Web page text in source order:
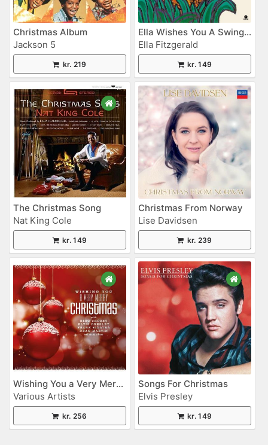
Christmas Album
Jackson 5
kr. 219
Ella Wishes You A Swinging Christmas
Ella Fitzgerald
kr. 149
The Christmas Song
Nat King Cole
kr. 149
Christmas From Norway
Lise Davidsen
kr. 239
Wishing You a Very Merry Christmas
Various Artists
kr. 256
Songs For Christmas
Elvis Presley
kr. 149